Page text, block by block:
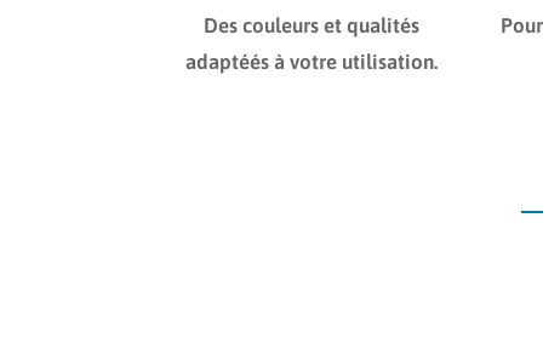
Des couleurs et qualités
adaptéés à votre utilisation.